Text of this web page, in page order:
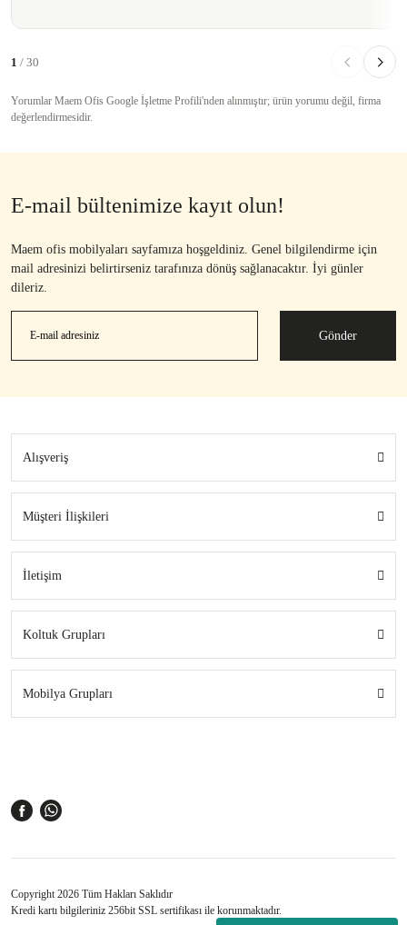
1 / 30
Yorumlar Maem Ofis Google İşletme Profili'nden alınmıştır; ürün yorumu değil, firma
değerlendirmesidir.
E-mail bültenimize kayıt olun!
Maem ofis mobilyaları sayfamıza hoşgeldiniz. Genel bilgilendirme için
mail adresinizi belirtirseniz tarafınıza dönüş sağlanacaktır. İyi günler
dileriz.
Gönder
Alışveriş
Müşteri İlişkileri
İletişim
Koltuk Grupları
Mobilya Grupları
Copyright 2026 Tüm Hakları Saklıdır
Kredi kartı bilgileriniz 256bit SSL sertifikası ile korunmaktadır.